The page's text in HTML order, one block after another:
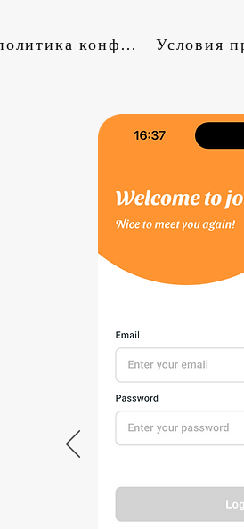
политика конфиденциальности